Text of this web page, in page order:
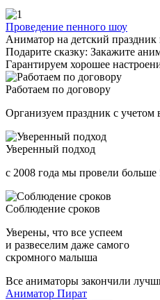
Проведение пенного шоу
Аниматор на детский
Подарите сказку: Закажите
Гарантируем хорошее
Работаем по договору
Организуем праздник с
Уверенный подход
с 2008 года мы провели
Соблюдение сроков
Уверены, что все успеем
и развеселим даже самого
скромного малыша
Все аниматоры закончили
Аниматор Пират